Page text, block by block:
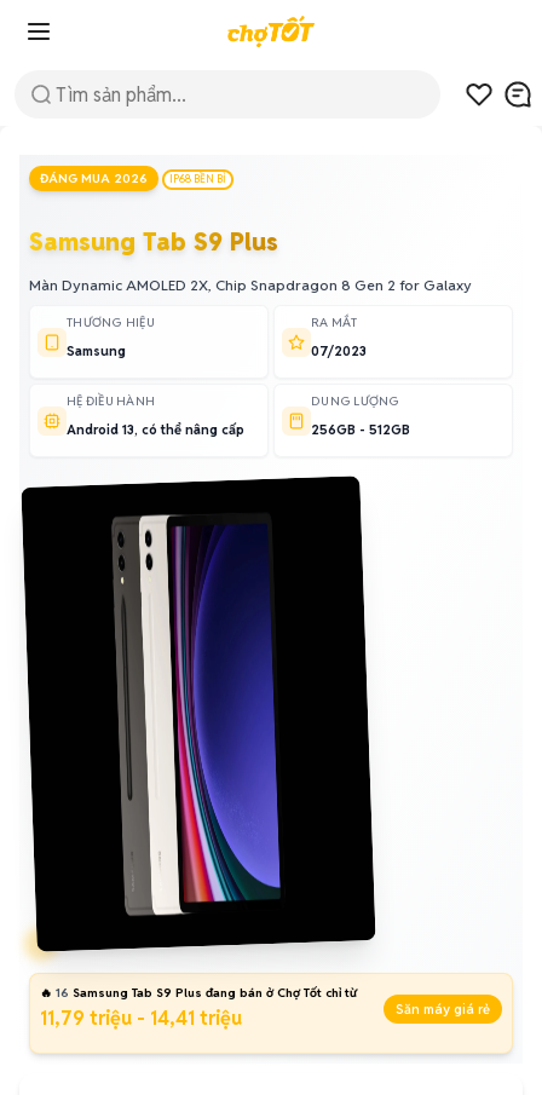
ĐÁNG MUA 2026 IP68 BỀN BỈ
Samsung Tab S9 Plus
Màn Dynamic AMOLED 2X, Chip Snapdragon 8 Gen 2 for Galaxy
THƯƠNG HIỆU
Samsung
RA MẮT
07/2023
HỆ ĐIỀU HÀNH
Android 13, có thể nâng cấp
DUNG LƯỢNG
256GB - 512GB
🔥 16 Samsung Tab S9 Plus đang bán ở Chợ Tốt chỉ từ
11,79 triệu - 14,41 triệu Săn máy giá rẻ